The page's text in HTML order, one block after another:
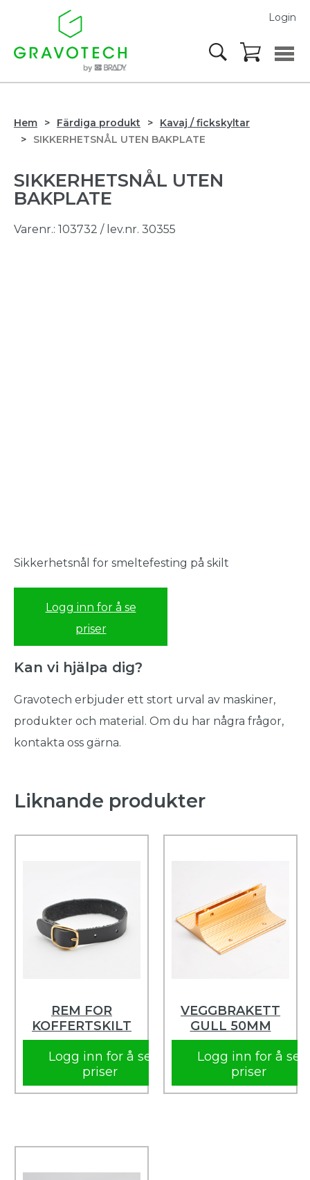
Login
Hem Färdiga produkt
Kavaj / fickskyltar
SIKKERHETSNÅL UTEN BAKPLATE
SIKKERHETSNÅL UTEN
BAKPLATE
Varenr.: 103732 / lev.nr. 30355
Sikkerhetsnål for smeltefesting på skilt
Logg inn for å se
priser
Kan vi hjälpa dig?
Gravotech erbjuder ett stort urval av maskiner,
produkter och material. Om du har några frågor,
kontakta oss gärna.
Liknande produkter
REM FOR
KOFFERTSKILT
Logg inn for å se
priser
VEGGBRAKETT
GULL 50MM
Logg inn for å se
priser